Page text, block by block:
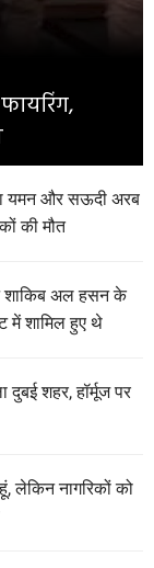
का यमन और सऊदी अरब
की मौत
शाकिब अल हसन के
में शामिल हुए थे
शहर, हॉर्मूज पर
लेकिन नागरिकों को